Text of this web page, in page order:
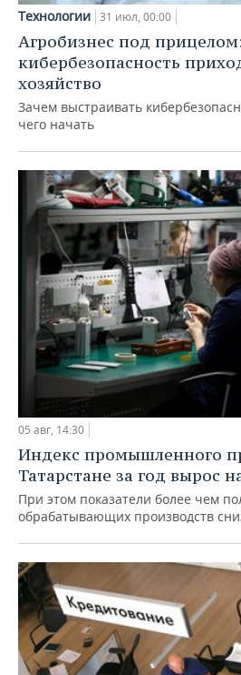
Технологии 31 июл, 00:00
Агробизнес под
кибербезопасность
хозяйство
Зачем выстраивать
чего начать
05 авг, 14:30
Индекс промышленного
Татарстане за год вырос
При этом показатели более чем
обрабатывающих производств